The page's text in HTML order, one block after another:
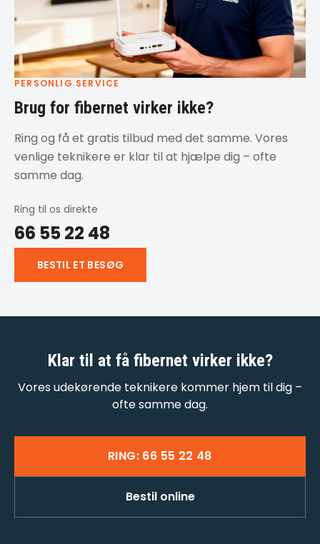
PERSONLIG SERVICE
Brug for fibernet virker ikke?
Ring og få et gratis tilbud med det samme. Vores
venlige teknikere er klar til at hjælpe dig – ofte
samme dag.
Ring til os direkte
66 55 22 48
BESTIL ET BESØG
Klar til at få fibernet virker ikke?
Vores udekørende teknikere kommer hjem til dig –
ofte samme dag.
RING: 66 55 22 48
Bestil online